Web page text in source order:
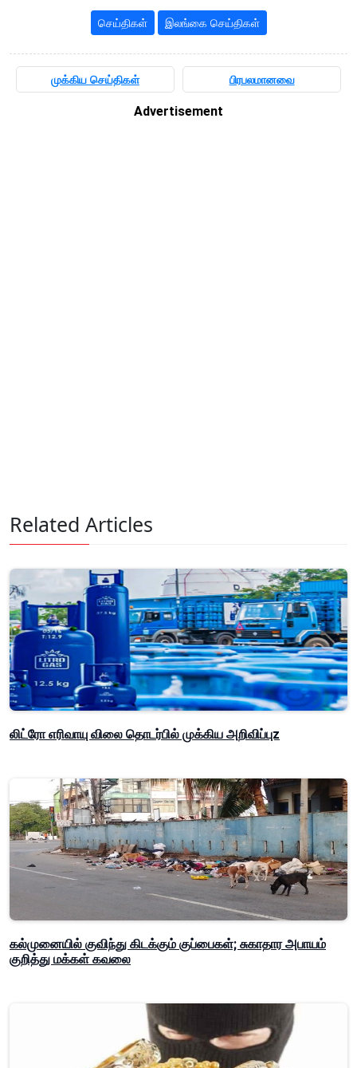
செய்திகள் இலங்கை செய்திகள்
முக்கிய செய்திகள் பிரபலமானவை
Advertisement
Related Articles
லிட்ரோ எரிவாயு விலை தொடர்பில் முக்கிய அறிவிப்புz
கல்முனையில் குவிந்து கிடக்கும் குப்பைகள்; சுகாதார அபாயம்
குறித்து மக்கள் கவலை